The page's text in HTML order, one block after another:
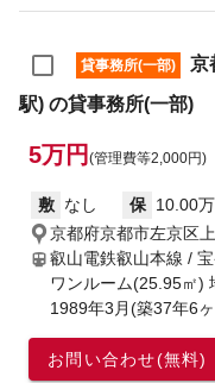
貸事務所(一部)
京
駅) の貸事務所(一部)
5万円 (管理費等2,000円)
敷 なし 保 10.00
京都府京都市左京区
叡山電鉄叡山本線 /
ワンルーム(25.95㎡)
1989年3月(築37年6
お問い合わせ(無料)